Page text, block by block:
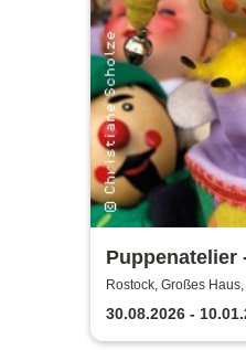
Puppenatelier
Rostock
Rostock, Großes
30.08.2026 -